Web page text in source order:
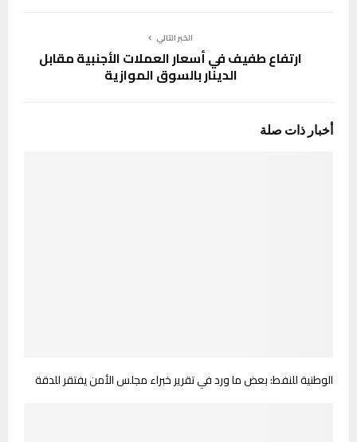
الخبر التالي
ارتفاع طفيف في أسعار العملات الأجنبية مقابل
الدينار بالسوق الموازية
أخبار ذات صلة
الوطنية للنفط: بعض ما ورد في تقرير خبراء مجلس الأمن يفتقر للدقة